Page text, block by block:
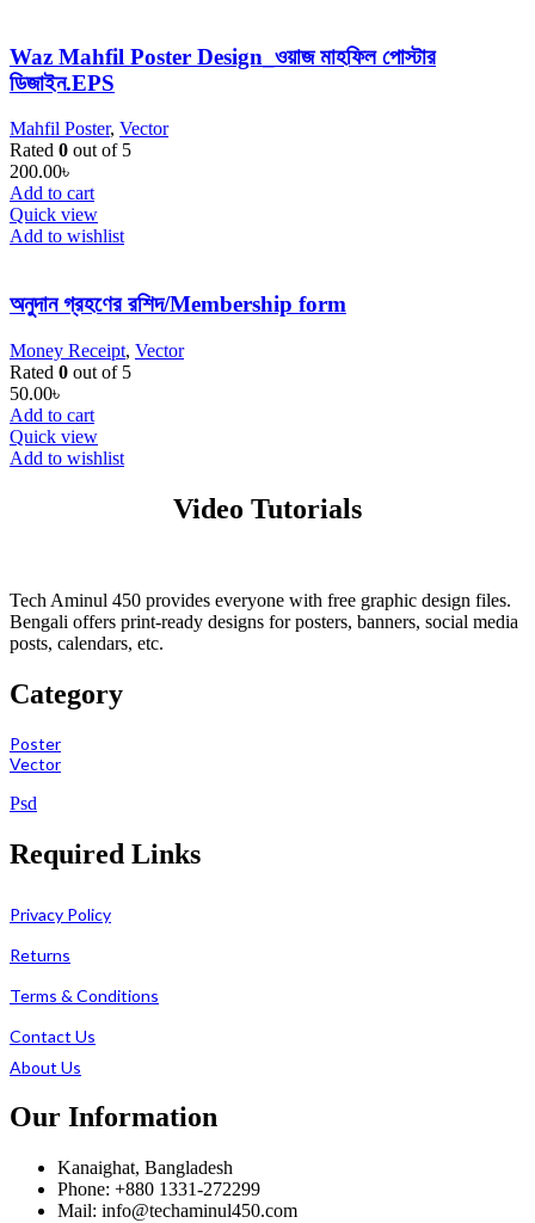
Waz Mahfil Poster Design_ওয়াজ মাহফিল পোস্টার
ডিজাইন.EPS
Mahfil Poster, Vector
Rated 0 out of 5
200.00৳
Add to cart
Quick view
Add to wishlist
অনুদান গ্রহণের রশিদ/Membership form
Money Receipt, Vector
Rated 0 out of 5
50.00৳
Add to cart
Quick view
Add to wishlist
Video Tutorials
Tech Aminul 450 provides everyone with free graphic design files.
Bengali offers print-ready designs for posters, banners, social media
posts, calendars, etc.
Category
Poster
Vector
Psd
Required Links
Privacy Policy
Returns
Terms & Conditions
Contact Us
About Us
Our Information
Kanaighat, Bangladesh
Phone: +880 1331-272299
Mail: info@techaminul450.com